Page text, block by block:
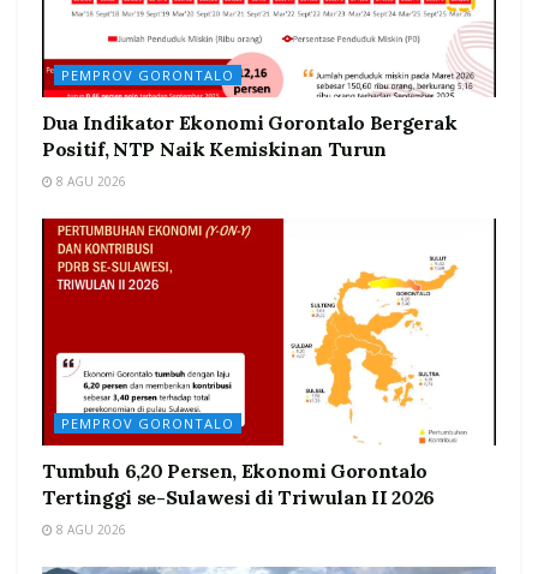
PEMPROV GORONTALO
Dua Indikator Ekonomi Gorontalo Bergerak
Positif, NTP Naik Kemiskinan Turun
8 AGU 2026
PEMPROV GORONTALO
Tumbuh 6,20 Persen, Ekonomi Gorontalo
Tertinggi se-Sulawesi di Triwulan II 2026
8 AGU 2026